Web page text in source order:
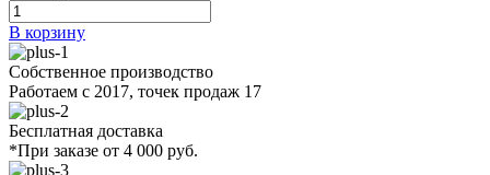
В корзину
Собственное производство
Работаем с 2017, точек продаж 17
Бесплатная доставка
*При заказе от 4 000 руб.